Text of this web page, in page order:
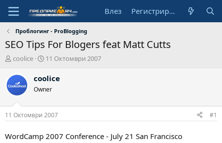
Влез Регистрирай се
Проблогинг - ProBlogging
SEO Tips For Blogers feat Matt Cutts
А
т
о
р
coolice
Н
ч
л
а
д
т
11 Октомври 2007
coolice
Owner
11 Октомври 2007 #1
WordCamp 2007 Conference - July 21 San Francisco